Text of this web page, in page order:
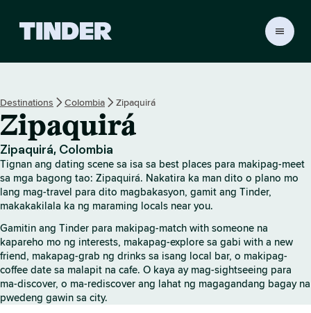
r
H
o
e
Destinations Colombia Zipaquirá
Zipaquirá
Zipaquirá, Colombia
Tignan ang dating scene sa isa sa best places para makipag-meet
sa mga bagong tao: Zipaquirá. Nakatira ka man dito o plano mo
lang mag-travel para dito magbakasyon, gamit ang Tinder,
makakakilala ka ng maraming locals near you.
Gamitin ang Tinder para makipag-match with someone na
kapareho mo ng interests, makapag-explore sa gabi with a new
friend, makapag-grab ng drinks sa isang local bar, o makipag-
coffee date sa malapit na cafe. O kaya ay mag-sightseeing para
ma-discover, o ma-rediscover ang lahat ng magagandang bagay na
pwedeng gawin sa city.